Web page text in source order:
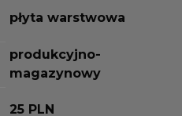
płyta warstwowa
produkcyjno-
magazynowy
25 PLN